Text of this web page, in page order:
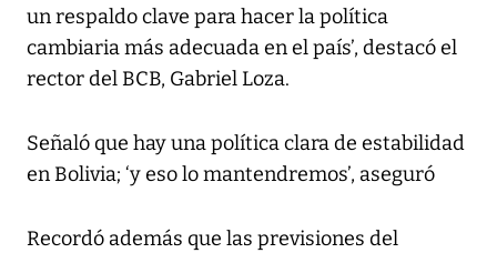
un respaldo clave para hacer la política
cambiaria más adecuada en el país’, destacó el
rector del BCB, Gabriel Loza.
Señaló que hay una política clara de estabilidad
en Bolivia; ‘y eso lo mantendremos’, aseguró
Recordó además que las previsiones del